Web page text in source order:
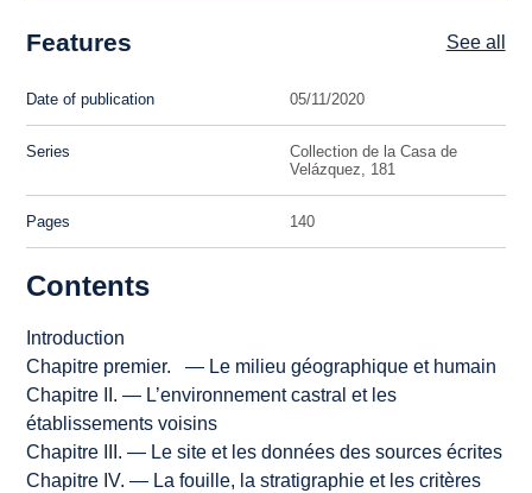
Features See all
Date of publication 05/11/2020
Series
Collection de la Casa de
Velázquez, 181
Pages 140
Contents
Introduction
Chapitre premier. — Le milieu géographique et humain
Chapitre II. — L’environnement castral et les
établissements voisins
Chapitre III. — Le site et les données des sources écrites
Chapitre IV. — La fouille, la stratigraphie et les critères